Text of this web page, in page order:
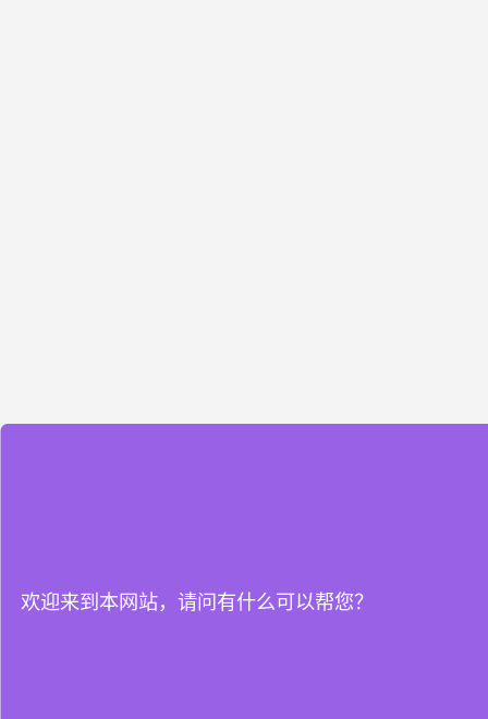
欢迎来到本网站，请问有什么可以帮您？